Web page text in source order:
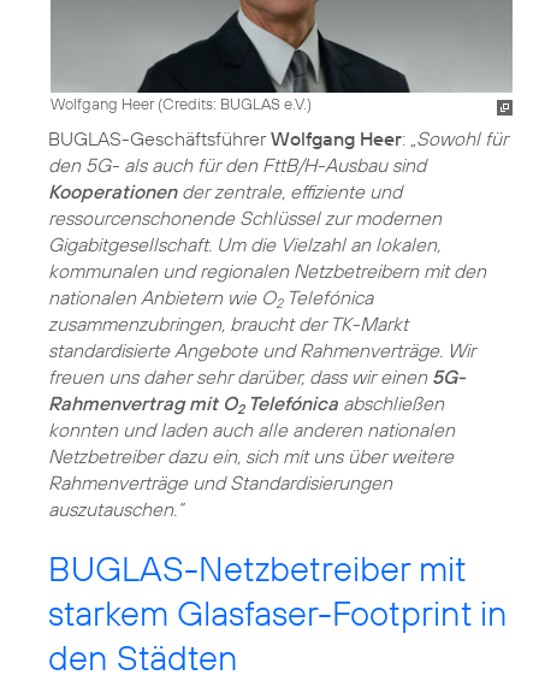
Wolfgang Heer (Credits: BUGLAS e.V.)
BUGLAS-GeschäftsführerWolfgang Heer: „Sowohl für
den 5G- als auch für den FttB/H-Ausbau sind
Kooperationender zentrale, effiziente und
ressourcenschonende Schlüssel zur modernen
Gigabitgesellschaft. Um die Vielzahl an lokalen,
kommunalen und regionalen Netzbetreibern mit den
nationalen Anbietern wie O2Telefónica
zusammenzubringen, braucht der TK-Markt
standardisierte Angebote und Rahmenverträge. Wir
freuen uns daher sehr darüber, dass wir einen 5G-
Rahmenvertrag mit O2Telefónica abschließen
konnten und laden auch alle anderen nationalen
Netzbetreiber dazu ein, sich mit uns über weitere
Rahmenverträge und Standardisierungen
auszutauschen.“
BUGLAS-Netzbetreiber mit
starkem Glasfaser-Footprint in
den Städten